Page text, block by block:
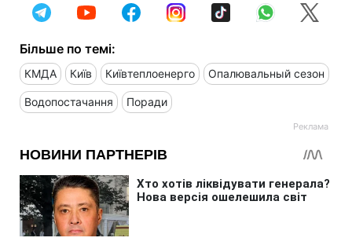
Більше по темі:
КМДА Київ Київтеплоенерго Опалювальный сезон
Водопостачання Поради